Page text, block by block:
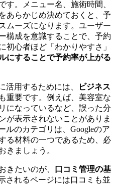
す。メニュー名、施術時間、
あらかじめ決めておくと、予
ムーズになります。ユーザー
構成を意識することで、予約
初心者ほど「わかりやすさ」
にすることで予約率が上がる
活用するためには、
ビジネス
重要です。例えば、美容室な
になっているなど、誤った分
が表示されないことがありま
ルのカテゴリは、Googleのア
る材料の一つであるため、必
きましょう。
きたいのが、
口コミ管理の基
されるページには口コミも並